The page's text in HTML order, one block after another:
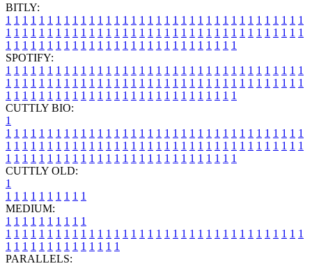
BITLY:
1 1 1 1 1 1 1 1 1 1 1 1 1 1 1 1 1 1 1 1 1 1 1 1 1 1 1 1 1 1 1 1 1 1 1 1
1 1 1 1 1 1 1 1 1 1 1 1 1 1 1 1 1 1 1 1 1 1 1 1 1 1 1 1 1 1 1 1 1 1 1 1
1 1 1 1 1 1 1 1 1 1 1 1 1 1 1 1 1 1 1 1 1 1 1 1 1 1 1 1
SPOTIFY:
1 1 1 1 1 1 1 1 1 1 1 1 1 1 1 1 1 1 1 1 1 1 1 1 1 1 1 1 1 1 1 1 1 1 1 1
1 1 1 1 1 1 1 1 1 1 1 1 1 1 1 1 1 1 1 1 1 1 1 1 1 1 1 1 1 1 1 1 1 1 1 1
1 1 1 1 1 1 1 1 1 1 1 1 1 1 1 1 1 1 1 1 1 1 1 1 1 1 1 1
CUTTLY BIO:
1
1 1 1 1 1 1 1 1 1 1 1 1 1 1 1 1 1 1 1 1 1 1 1 1 1 1 1 1 1 1 1 1 1 1 1 1
1 1 1 1 1 1 1 1 1 1 1 1 1 1 1 1 1 1 1 1 1 1 1 1 1 1 1 1 1 1 1 1 1 1 1 1
1 1 1 1 1 1 1 1 1 1 1 1 1 1 1 1 1 1 1 1 1 1 1 1 1 1 1 1
CUTTLY OLD:
1
1 1 1 1 1 1 1 1 1 1
MEDIUM:
1 1 1 1 1 1 1 1 1 1
1 1 1 1 1 1 1 1 1 1 1 1 1 1 1 1 1 1 1 1 1 1 1 1 1 1 1 1 1 1 1 1 1 1 1 1
1 1 1 1 1 1 1 1 1 1 1 1 1 1
PARALLELS: